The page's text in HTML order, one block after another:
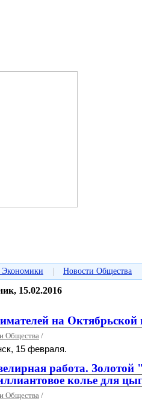
Экономики | Новости Общества
15.02.2016
на
Общества /
15 февраля.
работа. Золотой
колье для
Общества /